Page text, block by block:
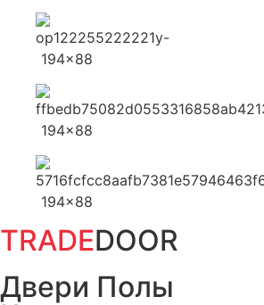
TRADEDOOR
Двери Полы